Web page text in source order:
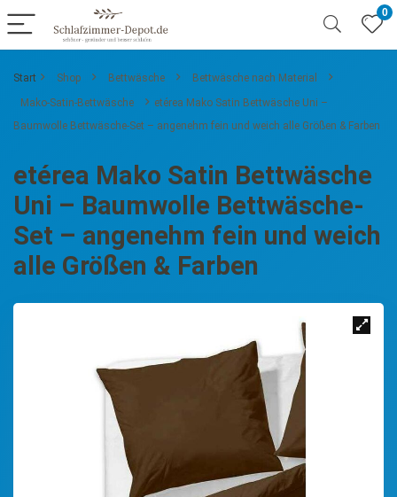
0
Start Shop Bettwäsche
Bettwäsche nach Material
Mako-Satin-Bettwäsche
etérea Mako Satin Bettwäsche Uni –
Baumwolle Bettwäsche-Set – angenehm fein und weich alle Größen & Farben
etérea Mako Satin Bettwäsche
Uni – Baumwolle Bettwäsche-
Set – angenehm fein und weich
alle Größen & Farben